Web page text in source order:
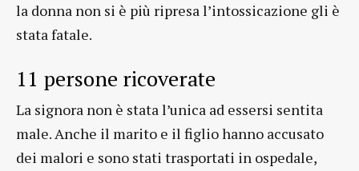
la donna non si è più ripresa l’intossicazione gli è
stata fatale.
11 persone ricoverate
La signora non è stata l’unica ad essersi sentita
male. Anche il marito e il figlio hanno accusato
dei malori e sono stati trasportati in ospedale,